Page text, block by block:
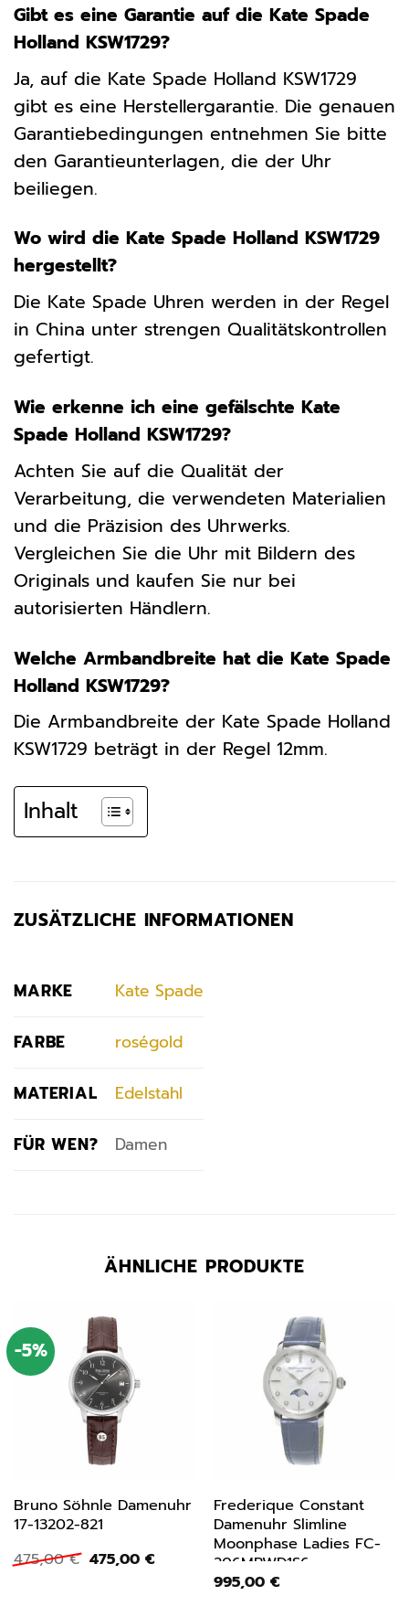
Gibt es eine Garantie auf die Kate Spade
Holland KSW1729?
Ja, auf die Kate Spade Holland KSW1729
gibt es eine Herstellergarantie. Die genauen
Garantiebedingungen entnehmen Sie bitte
den Garantieunterlagen, die der Uhr
beiliegen.
Wo wird die Kate Spade Holland KSW1729
hergestellt?
Die Kate Spade Uhren werden in der Regel
in China unter strengen Qualitätskontrollen
gefertigt.
Wie erkenne ich eine gefälschte Kate
Spade Holland KSW1729?
Achten Sie auf die Qualität der
Verarbeitung, die verwendeten Materialien
und die Präzision des Uhrwerks.
Vergleichen Sie die Uhr mit Bildern des
Originals und kaufen Sie nur bei
autorisierten Händlern.
Welche Armbandbreite hat die Kate Spade
Holland KSW1729?
Die Armbandbreite der Kate Spade Holland
KSW1729 beträgt in der Regel 12mm.
Inhalt
ZUSÄTZLICHE INFORMATIONEN
MARKE Kate Spade
FARBE roségold
MATERIAL Edelstahl
FÜR WEN? Damen
ÄHNLICHE PRODUKTE
-5%
Bruno Söhnle Damenuhr
17-13202-821
475,00€ Ursprünglicher
Preis
475,00 €Aktueller
Frederique Constant
Damenuhr Slimline
Moonphase Ladies FC-
206MPWD1S6
995,00 €